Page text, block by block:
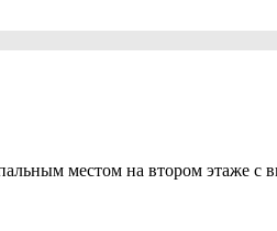
местом на втором этаже с